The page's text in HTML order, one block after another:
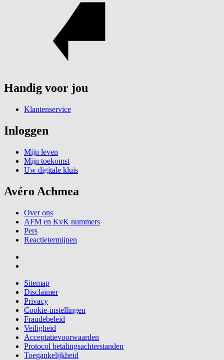
Handig voor jou
Klantenservice
Inloggen
Mijn leven
Mijn toekomst
Uw digitale kluis
Avéro Achmea
Over ons
AFM en KvK nummers
Pers
Reactietermijnen
Sitemap
Disclaimer
Privacy
Cookie-instellingen
Fraudebeleid
Veiligheid
Acceptatievoorwaarden
Protocol betalingsachterstanden
Toegankelijkheid